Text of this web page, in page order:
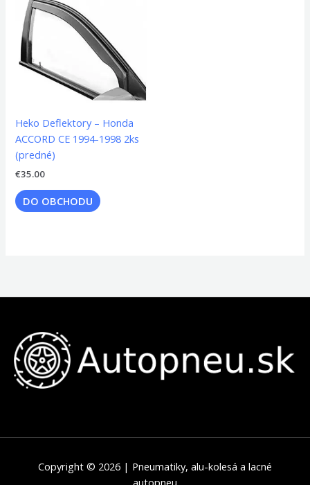
Heko Deflektory – Honda
ACCORD CE 1994-1998 2ks
(predné)
€35.00
DO OBCHODU
Copyright © 2026 | Pneumatiky, alu-kolesá a lacné
autopneu